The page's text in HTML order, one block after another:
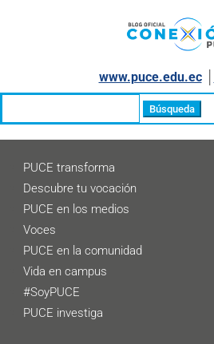
www.puce.edu.ec│
PUCE transforma
Descubre tu vocación
PUCE en los medios
Voces
PUCE en la comunidad
Vida en campus
#SoyPUCE
PUCE investiga